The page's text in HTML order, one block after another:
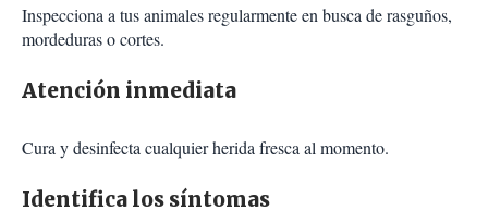
Inspecciona a tus animales regularmente en busca de rasguños,
mordeduras o cortes.
Atención inmediata
Cura y desinfecta cualquier herida fresca al momento.
Identifica los síntomas